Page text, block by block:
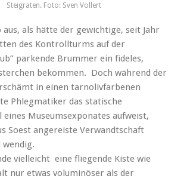
Steigraten. Foto: Sven Vollert
aus, als hätte der gewichtige, seit Jahr
des Kontrollturms auf der
parkende Brummer ein fideles,
bekommen. Doch während der
in einen tarnolivfarbenen
Phlegmatiker das statische
Museumsexponates aufweist,
Soest angereiste Verwandtschaft
wendig.
vielleicht eine fliegende Kiste wie
nur etwas voluminöser als der